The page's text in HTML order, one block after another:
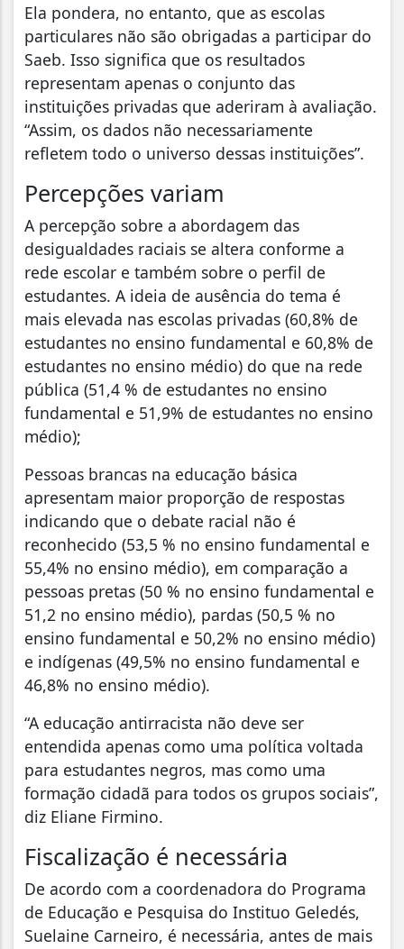
Ela pondera, no entanto, que as escolas
particulares não são obrigadas a participar do
Saeb. Isso significa que os resultados
representam apenas o conjunto das
instituições privadas que aderiram à avaliação.
“Assim, os dados não necessariamente
refletem todo o universo dessas instituições”.
Percepções variam
A percepção sobre a abordagem das
desigualdades raciais se altera conforme a
rede escolar e também sobre o perfil de
estudantes. A ideia de ausência do tema é
mais elevada nas escolas privadas (60,8% de
estudantes no ensino fundamental e 60,8% de
estudantes no ensino médio) do que na rede
pública (51,4 % de estudantes no ensino
fundamental e 51,9% de estudantes no ensino
médio);
Pessoas brancas na educação básica
apresentam maior proporção de respostas
indicando que o debate racial não é
reconhecido (53,5 % no ensino fundamental e
55,4% no ensino médio), em comparação a
pessoas pretas (50 % no ensino fundamental e
51,2 no ensino médio), pardas (50,5 % no
ensino fundamental e 50,2% no ensino médio)
e indígenas (49,5% no ensino fundamental e
46,8% no ensino médio).
“A educação antirracista não deve ser
entendida apenas como uma política voltada
para estudantes negros, mas como uma
formação cidadã para todos os grupos sociais”,
diz Eliane Firmino.
Fiscalização é necessária
De acordo com a coordenadora do Programa
de Educação e Pesquisa do Instituo Geledés,
Suelaine Carneiro, é necessária, antes de mais